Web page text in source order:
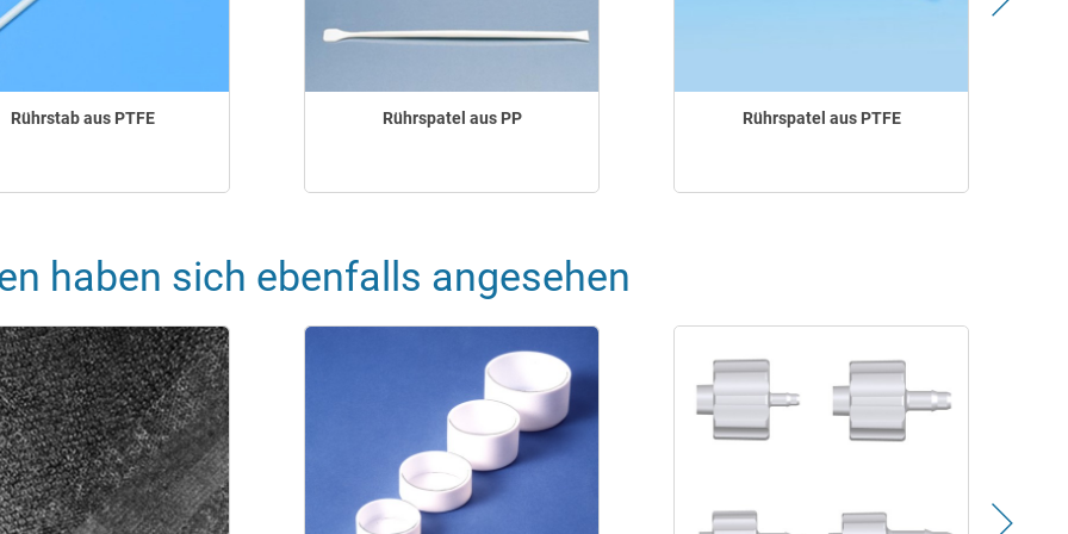
Rührstab aus PTFE Rührspatel aus PP Rührspatel aus PTFE
haben sich ebenfalls angesehen